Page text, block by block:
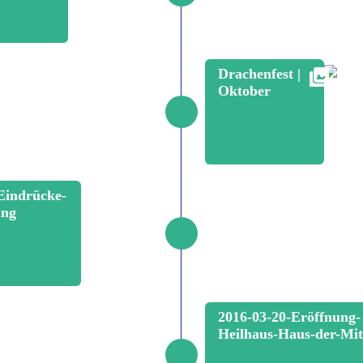
Drachenfest |
Oktober
2016-03-20-Eröffnung-
Heilhaus-Haus-der-